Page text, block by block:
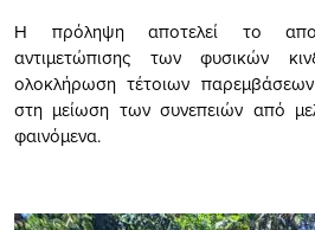
Η πρόληψη αποτελεί το
αντιμετώπισης των φυσικών
ολοκλήρωση τέτοιων παρεμβάσεων
στη μείωση των συνεπειών από
φαινόμενα.